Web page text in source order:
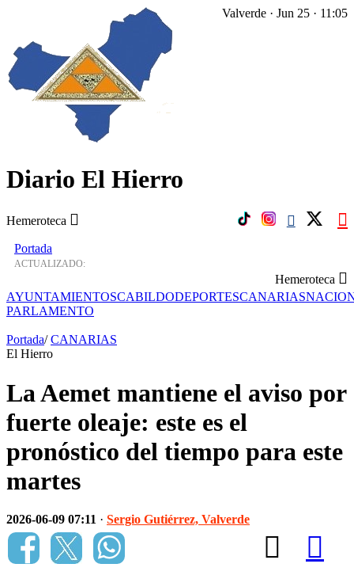
Diario El Hierro
Hemeroteca
Valverde · Jun 25 · 11:05
Portada
ACTUALIZADO:
Hemeroteca
AYUNTAMIENTOSCABILDODEPORTESCANARIAS
PARLAMENTO
Portada/ CANARIAS
El Hierro
La Aemet mantiene el aviso por
fuerte oleaje: este es el
pronóstico del tiempo para este
martes
2026-06-09 07:11 · Sergio Gutiérrez, Valverde